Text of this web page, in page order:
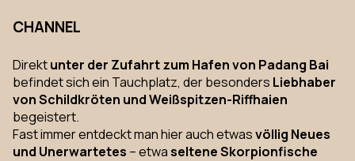
CHANNEL
Direktunter der Zufahrt zum Hafen von Padang Bai
befindet sich ein Tauchplatz, der besonders Liebhaber
von Schildkröten und Weißspitzen-Riffhaien
begeistert.
Fast immer entdeckt man hier auch etwasvöllig Neues
und Unerwartetes – etwaseltene Skorpionfische